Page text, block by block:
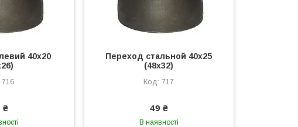
40х20
716
₴
Переход стальной 40х25
(48х32)
717
49 ₴
В наявності